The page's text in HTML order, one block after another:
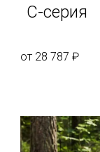
C-серия
от 28 787 ₽